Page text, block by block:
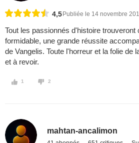
4,5 Publiée le 14 novembre
Tout les passionnés d'histoire trouveront
formidable, une grande réussite
de Vangelis. Toute l'horreur et la folie de
et à revoir.
1 2
mahtan-ancalimon